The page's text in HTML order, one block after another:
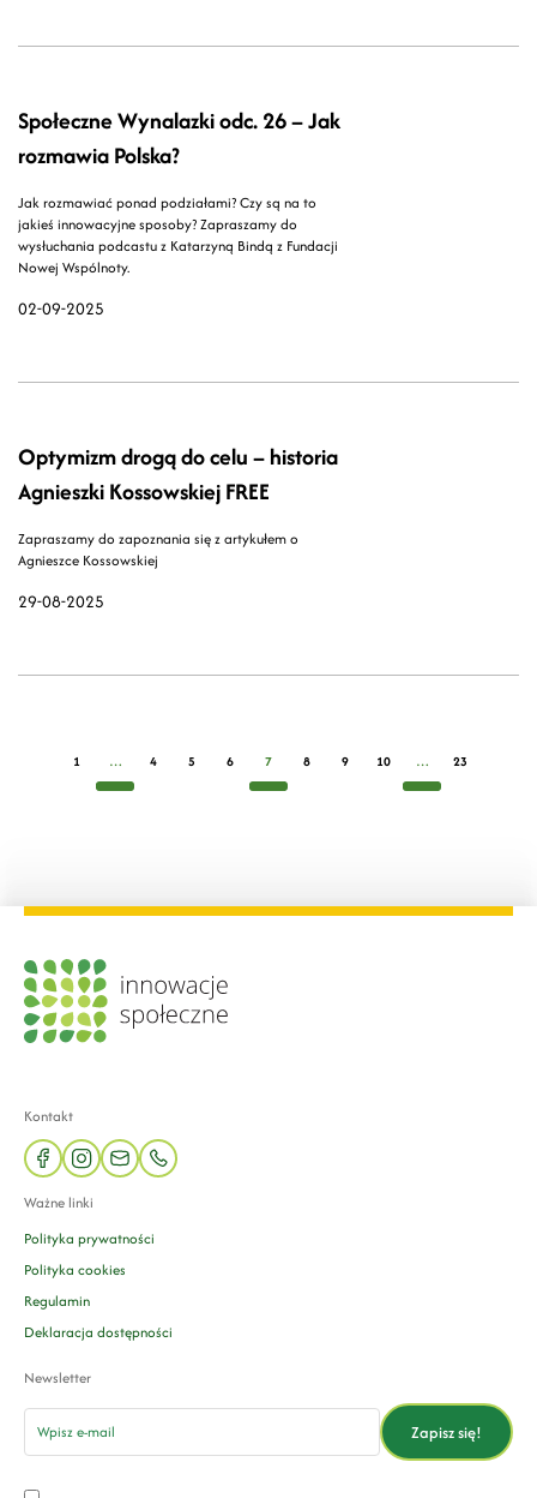
02-09-2025
Społeczne Wynalazki odc. 26 – Jak
rozmawia Polska?
Jak rozmawiać ponad podziałami? Czy są na to
jakieś innowacyjne sposoby? Zapraszamy do
wysłuchania podcastu z Katarzyną Bindą z Fundacji
Nowej Wspólnoty.
29-08-2025
Optymizm drogą do celu – historia
Agnieszki Kossowskiej FREE
Zapraszamy do zapoznania się z artykułem o
Agnieszce Kossowskiej
1 … 4 5 6 7 8 9 10 … 23
Kontakt
facebookinstagram
mail phone
Ważne linki
Polityka prywatności
Polityka cookies
Regulamin
Deklaracja dostępności
Newsletter
email
Zapisz się!